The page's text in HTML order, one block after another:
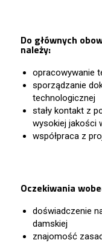
Do głównych
należy:
opracowywanie
sporządzanie
technologicznej
stały kontakt z
wysokiej jakości
współpraca z
Oczekiwania
doświadczenie
damskiej
znajomość